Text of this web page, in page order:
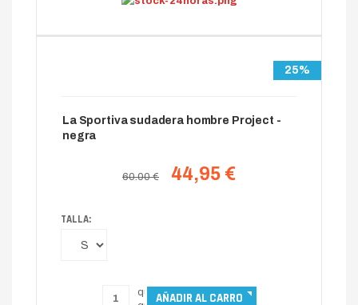
25%
La Sportiva sudadera hombre Project -
negra
60.00 € 44,95 €
TALLA: